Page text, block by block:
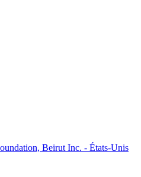
Beirut Inc. - États-Unis